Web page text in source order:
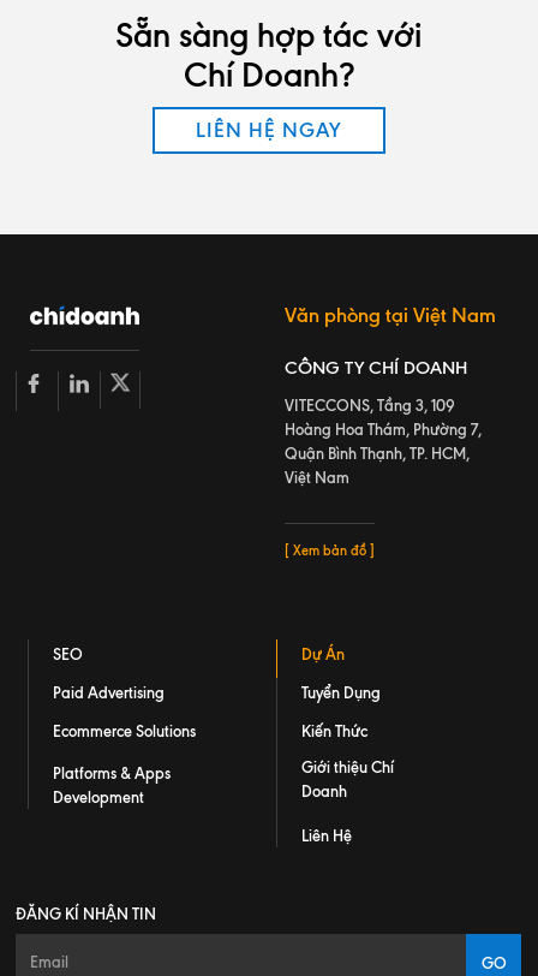
Sẵn sàng hợp tác với
Chí Doanh?
LIÊN HỆ NGAY
Văn phòng tại Việt Nam
CÔNG TY CHÍ DOANH
VITECCONS, Tầng 3, 109
Hoàng Hoa Thám, Phường 7,
Quận Bình Thạnh, TP. HCM,
Việt Nam
[ Xem bản đồ ]
SEO
Paid Advertising
Ecommerce Solutions
Platforms & Apps
Development
Dự Án
Tuyển Dụng
Kiến Thức
Giới thiệu Chí
Doanh
Liên Hệ
ĐĂNG KÍ NHẬN TIN
GO